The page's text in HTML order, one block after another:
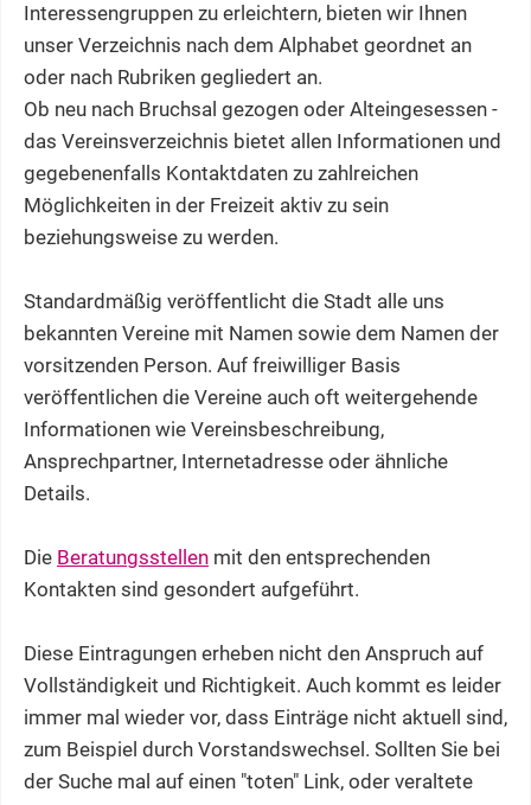
Interessengruppen zu erleichtern, bieten wir Ihnen
unser Verzeichnis nach dem Alphabet geordnet an
oder nach Rubriken gegliedert an.
Ob neu nach Bruchsal gezogen oder Alteingesessen -
das Vereinsverzeichnis bietet allen Informationen und
gegebenenfalls Kontaktdaten zu zahlreichen
Möglichkeiten in der Freizeit aktiv zu sein
beziehungsweise zu werden.
Standardmäßig veröffentlicht die Stadt alle uns
bekannten Vereine mit Namen sowie dem Namen der
vorsitzenden Person. Auf freiwilliger Basis
veröffentlichen die Vereine auch oft weitergehende
Informationen wie Vereinsbeschreibung,
Ansprechpartner, Internetadresse oder ähnliche
Details.
Die Beratungsstellen mit den entsprechenden
Kontakten sind gesondert aufgeführt.
Diese Eintragungen erheben nicht den Anspruch auf
Vollständigkeit und Richtigkeit. Auch kommt es leider
immer mal wieder vor, dass Einträge nicht aktuell sind,
zum Beispiel durch Vorstandswechsel. Sollten Sie bei
der Suche mal auf einen "toten" Link, oder veraltete